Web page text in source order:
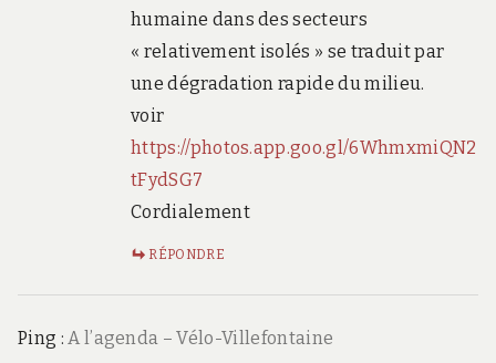
humaine dans des secteurs
« relativement isolés » se traduit par
une dégradation rapide du milieu.
voir
https://photos.app.goo.gl/6WhmxmiQN2
tFydSG7
Cordialement
RÉPONDRE
Ping :A l’agenda – Vélo-Villefontaine